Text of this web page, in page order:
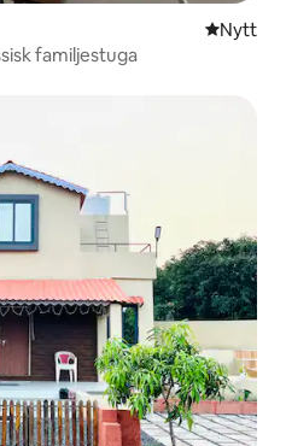
NyttNytt
familjestuga